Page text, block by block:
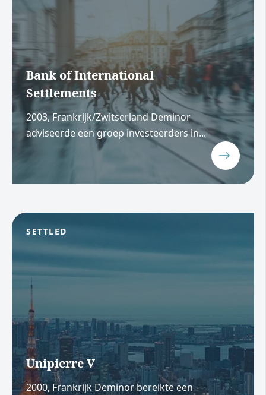
Bank of International
Settlements
2003, Frankrijk/Zwitserland Deminor
adviseerde een groep investeerders in...
SETTLED
Unipierre V
2000, Frankrijk Deminor bereikte een